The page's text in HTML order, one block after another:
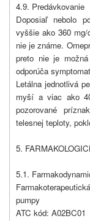
4.9. Predávkovanie
Doposiaľ nebolo
vyššie ako 360 mg/
nie je známe.
preto nie je
odporúča
Letálna jednotlivá
myší a viac ako
pozorované
telesnej teploty,
5.
5.1.
pumpy
ATC kód: A02BC01